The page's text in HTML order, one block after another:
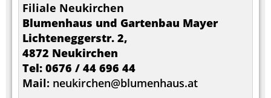
Filiale Neukirchen
Blumenhaus und Gartenbau Mayer
Lichteneggerstr. 2,
4872 Neukirchen
Tel: 0676 / 44 696 44
Mail: neukirchen@blumenhaus.at